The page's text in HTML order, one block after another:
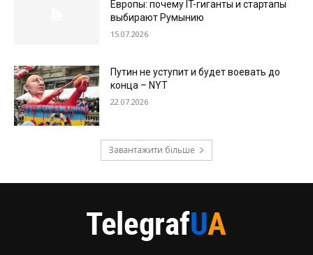
Европы: почему IT-гиганты и стартапы
выбирают Румынию
15.07.2026
Путин не уступит и будет воевать до
конца – NYT
22.07.2026
Завантажити більше